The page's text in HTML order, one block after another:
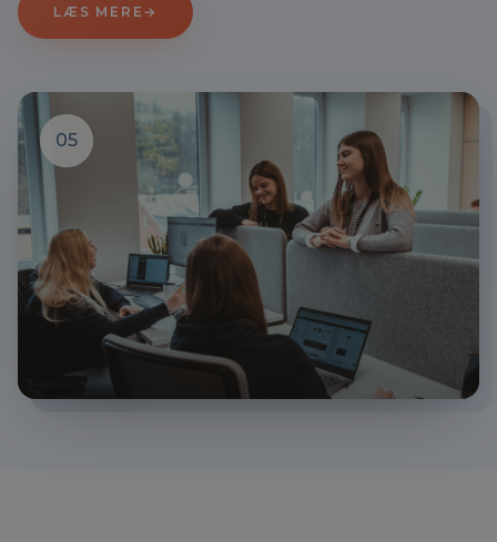
LÆS MERE →
05